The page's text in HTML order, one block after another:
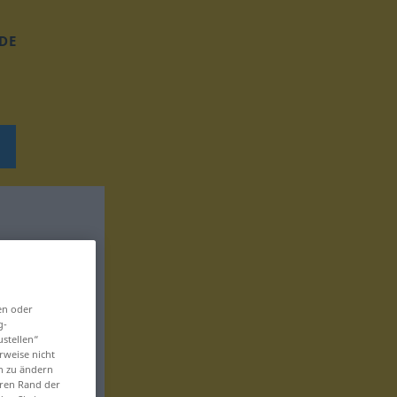
DE
oder
nicht
zu ändern
Rand der